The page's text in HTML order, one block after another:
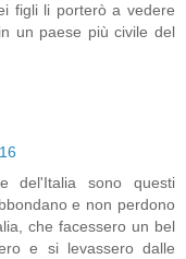
figli li porterò a vedere
un paese più civile del
del'Italia sono questi
e non perdono
che facessero un bel
e si levassero dalle